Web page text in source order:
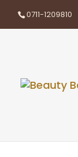
0711-1209810